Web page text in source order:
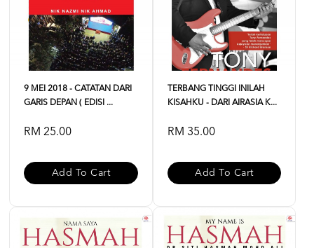
9 MEI 2018 - CATATAN DARI
GARIS DEPAN ( EDISI ...
RM 25.00
Add To Cart
TERBANG TINGGI INILAH
KISAHKU - DARI AIRASIA K...
RM 35.00
Add To Cart